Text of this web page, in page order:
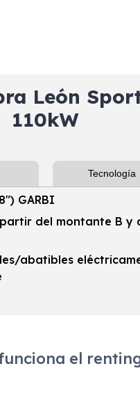
León
110kW
Tecnología
GARBI
del montante B y
abatibles
el